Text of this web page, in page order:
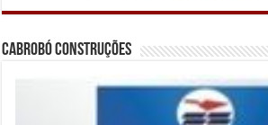
Cabrobó Construções